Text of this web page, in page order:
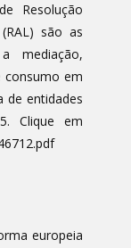
Resolução
são as
mediação,
consumo em
de entidades
Clique em
europeia